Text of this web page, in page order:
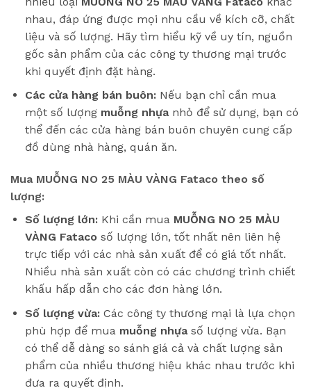
nhau, đáp ứng được mọi nhu cầu về kích cỡ, chất
liệu và số lượng. Hãy tìm hiểu kỹ về uy tín, nguồn
gốc sản phẩm của các công ty thương mại trước
khi quyết định đặt hàng.
Các cửa hàng bán buôn:Nếu bạn chỉ cần mua
một số lượng muỗng nhựanhỏ để sử dụng, bạn có
thể đến các cửa hàng bán buôn chuyên cung cấp
đồ dùng nhà hàng, quán ăn.
Mua MUỖNG NO 25 MÀU VÀNG Fataco theo số
lượng:
Số lượng lớn:Khi cần mua MUỖNG NO 25 MÀU
VÀNG Fatacosố lượng lớn, tốt nhất nên liên hệ
trực tiếp với các nhà sản xuất để có giá tốt nhất.
Nhiều nhà sản xuất còn có các chương trình chiết
khấu hấp dẫn cho các đơn hàng lớn.
Số lượng vừa:Các công ty thương mại là lựa chọn
phù hợp để mua muỗng nhựasố lượng vừa. Bạn
có thể dễ dàng so sánh giá cả và chất lượng sản
phẩm của nhiều thương hiệu khác nhau trước khi
đưa ra quyết định.